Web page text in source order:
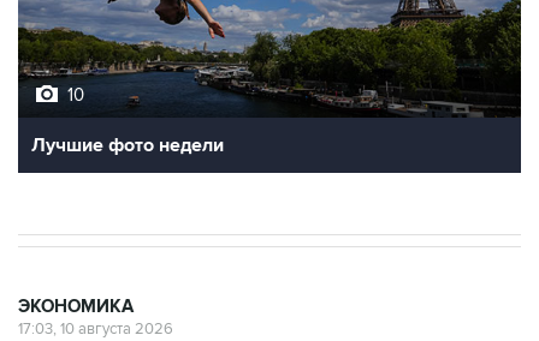
10
Лучшие фото недели
ЭКОНОМИКА
17:03, 10 августа 2026